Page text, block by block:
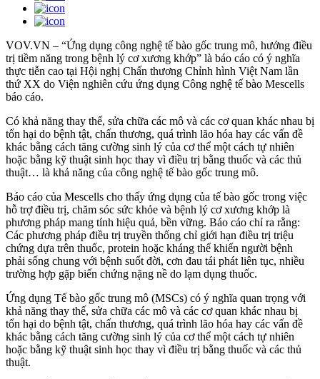
VOV.VN – “Ứng dụng công nghệ tế bào gốc trung mô, hướng điều
trị tiềm năng trong bệnh lý cơ xương khớp” là báo cáo có ý nghĩa
thực tiễn cao tại Hội nghị Chấn thương Chỉnh hình Việt Nam lần
thứ XX do Viện nghiên cứu ứng dụng Công nghệ tế bào Mescells
báo cáo.
Có khả năng thay thế, sửa chữa các mô và các cơ quan khác nhau bị
tổn hại do bệnh tật, chấn thương, quá trình lão hóa hay các vấn đề
khác bằng cách tăng cường sinh lý của cơ thể một cách tự nhiên
hoặc bằng kỹ thuật sinh học thay vì điều trị bằng thuốc và các thủ
thuật… là khả năng của công nghệ tế bào gốc trung mô.
Báo cáo của Mescells cho thấy ứng dụng của tế bào gốc trong việc
hỗ trợ điều trị, chăm sóc sức khỏe và bệnh lý cơ xương khớp là
phương pháp mang tính hiệu quả, bền vững. Báo cáo chỉ ra rằng:
Các phương pháp điều trị truyền thống chỉ giới hạn điều trị triệu
chứng dựa trên thuốc, protein hoặc kháng thể khiến người bệnh
phải sống chung với bệnh suốt đời, cơn đau tái phát liên tục, nhiều
trường hợp gặp biến chứng nặng nề do lạm dụng thuốc.
Ứng dụng Tế bào gốc trung mô (MSCs) có ý nghĩa quan trọng với
khả năng thay thế, sửa chữa các mô và các cơ quan khác nhau bị
tổn hại do bệnh tật, chấn thương, quá trình lão hóa hay các vấn đề
khác bằng cách tăng cường sinh lý của cơ thể một cách tự nhiên
hoặc bằng kỹ thuật sinh học thay vì điều trị bằng thuốc và các thủ
thuật.